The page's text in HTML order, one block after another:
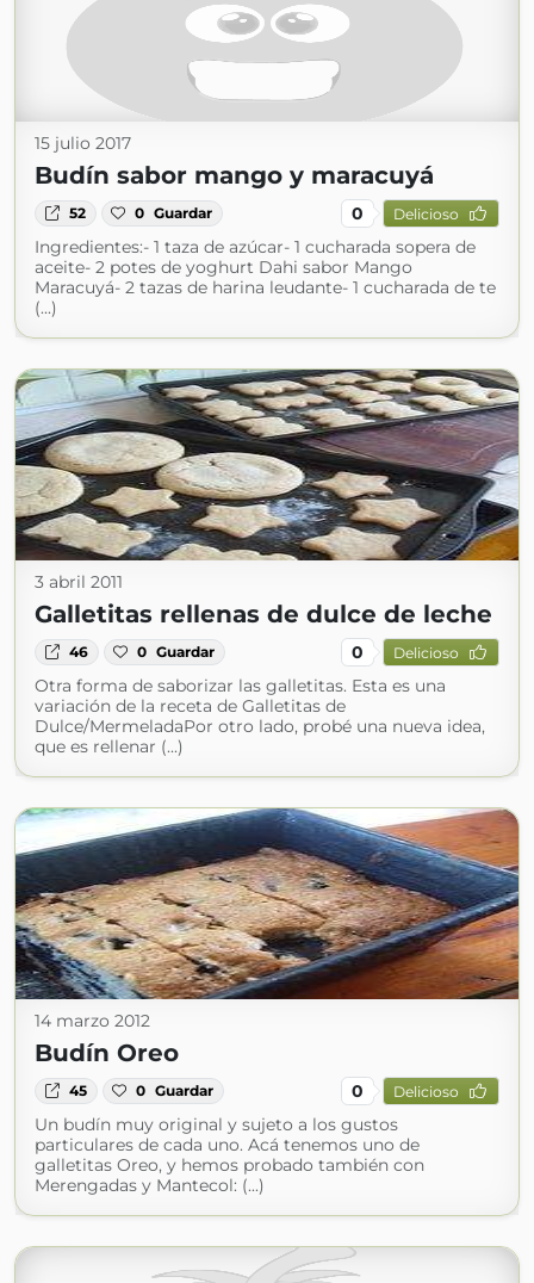
15 julio 2017
Budín sabor mango y maracuyá
52 0 Guardar 0 Delicioso
Ingredientes:- 1 taza de azúcar- 1 cucharada sopera de
aceite- 2 potes de yoghurt Dahi sabor Mango
Maracuyá- 2 tazas de harina leudante- 1 cucharada de te
(...)
3 abril 2011
Galletitas rellenas de dulce de leche
46 0 Guardar 0 Delicioso
Otra forma de saborizar las galletitas. Esta es una
variación de la receta de Galletitas de
Dulce/MermeladaPor otro lado, probé una nueva idea,
que es rellenar (...)
14 marzo 2012
Budín Oreo
45 0 Guardar 0 Delicioso
Un budín muy original y sujeto a los gustos
particulares de cada uno. Acá tenemos uno de
galletitas Oreo, y hemos probado también con
Merengadas y Mantecol: (...)